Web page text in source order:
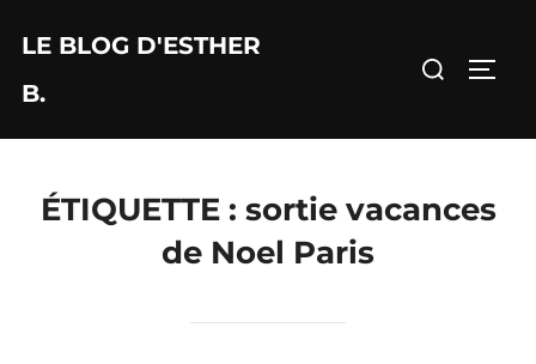
contenu
LE BLOG D'ESTHER
B.
Rechercher :
ÉTIQUETTE : sortie vacances
de Noel Paris